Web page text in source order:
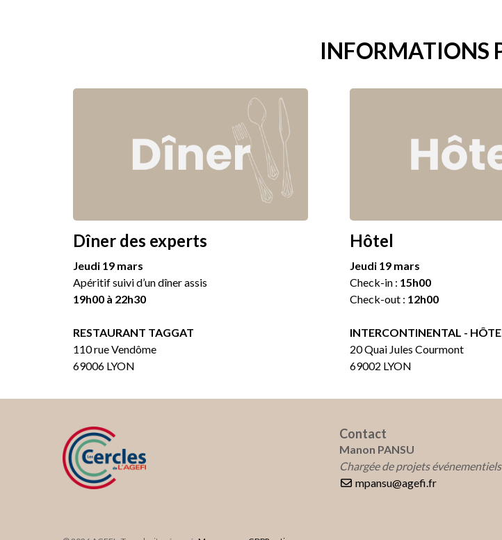
INFORMATIONS
Dîner des experts
Jeudi 19 mars
Apéritif suivi d’un dîner assis
19h00 à 22h30
RESTAURANT TAGGAT
110 rue Vendôme
69006 LYON
Hôtel
Jeudi 19 mars
Check-in : 15h00
Check-out : 12h00
INTERCONTINENTAL -
20 Quai Jules Courmont
69002 LYON
Contact
Manon PANSU
Chargée de projets événementiels
mpansu@agefi.fr